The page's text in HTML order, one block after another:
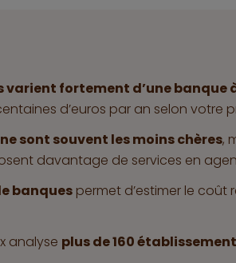
varient fortement d’une banque
d’euros par an selon votre
sont souvent les moins chères,
davantage de services en
banques permet d’estimer le
analyse plus de 160